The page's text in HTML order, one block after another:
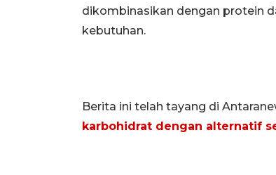
dikombinasikan dengan protein
kebutuhan.
Berita ini telah tayang di
karbohidrat dengan alternatif